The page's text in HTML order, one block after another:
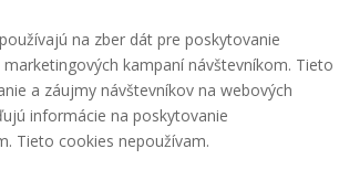
na zber dát pre poskytovanie
kampaní návštevníkom. Tieto
a záujmy návštevníkov na webových
informácie na poskytovanie
Tieto cookies nepoužívam.